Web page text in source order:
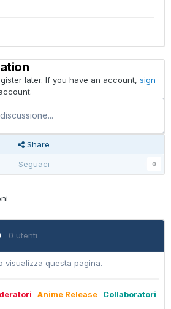
later. If you have an account, sign
Share
Seguaci
0
0 utenti
visualizza questa pagina.
Anime Release
Collaboratori